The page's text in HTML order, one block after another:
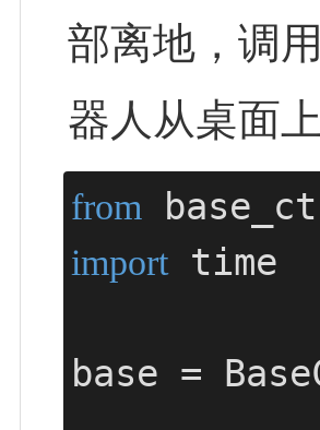
部离地，调
器人从桌面上
from
import time
base =